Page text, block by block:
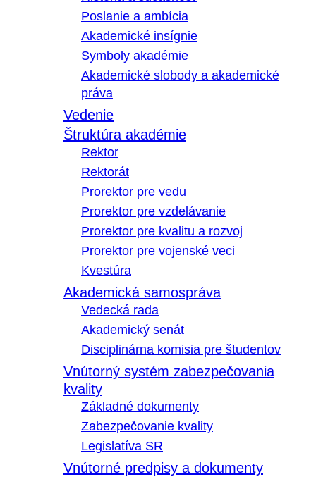
Poslanie a ambícia
Akademické insígnie
Symboly akadémie
Akademické slobody a akademické
práva
Vedenie
Štruktúra akadémie
Rektor
Rektorát
Prorektor pre vedu
Prorektor pre vzdelávanie
Prorektor pre kvalitu a rozvoj
Prorektor pre vojenské veci
Kvestúra
Akademická samospráva
Vedecká rada
Akademický senát
Disciplinárna komisia pre študentov
Vnútorný systém zabezpečovania
kvality
Základné dokumenty
Zabezpečovanie kvality
Legislatíva SR
Vnútorné predpisy a dokumenty